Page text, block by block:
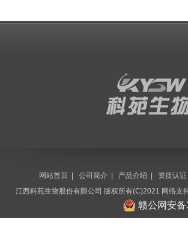
网站首页| 公司简介| 产品介绍 资质认证
江西科苑生物股份有限公司 版权所有(C)2021 网络支
赣公网安